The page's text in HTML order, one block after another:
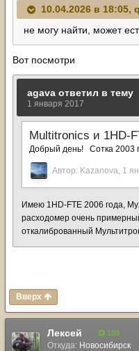
10.04.2026 в 18:05,
не могу найти, может
Вот посмотри
Вверх
Лексей 189
Откуда: Новосибирск